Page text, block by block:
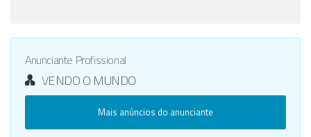
Anunciante Profissional
VENDO O MUNDO
Mais anúncios do anunciante